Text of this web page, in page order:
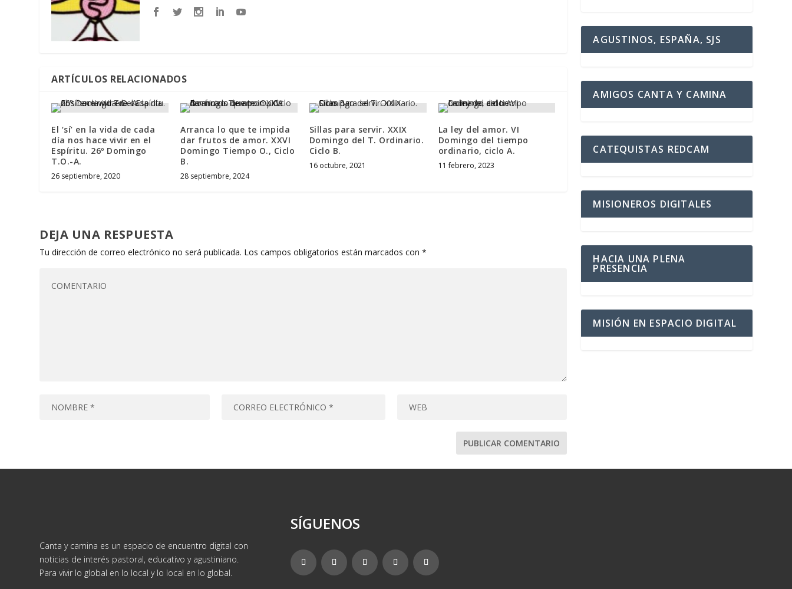
ARTÍCULOS RELACIONADOS
El ‘sí’ en la vida de cada
día nos hace vivir en el
Espíritu. 26º Domingo
T.O.-A.
26 septiembre, 2020
Arranca lo que te impida
dar frutos de amor. XXVI
Domingo Tiempo O., Ciclo
B.
28 septiembre, 2024
Sillas para servir. XXIX
Domingo del T. Ordinario.
Ciclo B.
16 octubre, 2021
La ley del amor. VI
Domingo del tiempo
ordinario, ciclo A.
11 febrero, 2023
DEJA UNA RESPUESTA
Tu dirección de correo electrónico no será publicada. Los campos obligatorios están marcados con*
AGUSTINOS, ESPAÑA, SJS
AMIGOS CANTA Y CAMINA
CATEQUISTAS REDCAM
MISIONEROS DIGITALES
HACIA UNA PLENA
PRESENCIA
MISIÓN EN ESPACIO DIGITAL
Canta y camina es un espacio de encuentro digital con
noticias de interés pastoral, educativo y agustiniano.
Para vivir lo global en lo local y lo local en lo global.
SÍGUENOS